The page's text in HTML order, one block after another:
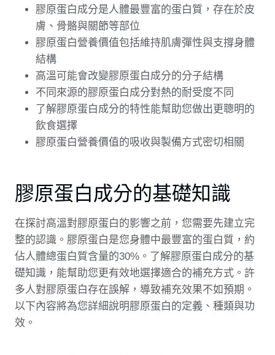
膠原蛋白成分是人體最豐富的蛋白質，存在於皮
膚、骨骼與關節等部位
膠原蛋白營養價值包括維持肌膚彈性與支撐身體
結構
高溫可能會改變膠原蛋白成分的分子結構
不同來源的膠原蛋白成分對熱的耐受度不同
了解膠原蛋白成分的特性能幫助您做出更聰明的
飲食選擇
膠原蛋白營養價值的吸收與製備方式密切相關
膠原蛋白成分的基礎知識
在探討高溫對膠原蛋白的影響之前，您需要先建立完
整的認識。膠原蛋白是您身體中最豐富的蛋白質，約
佔人體總蛋白質含量的30%。了解膠原蛋白成分的基
礎知識，能幫助您更有效地選擇適合的補充方式。許
多人對膠原蛋白存在誤解，導致補充效果不如預期。
以下內容將為您詳細說明膠原蛋白的定義、種類與功
效。